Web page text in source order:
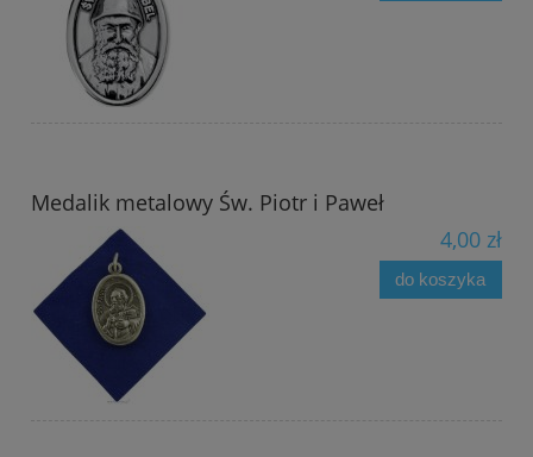
Medalik metalowy Św. Piotr i Paweł
4,00 zł
do koszyka